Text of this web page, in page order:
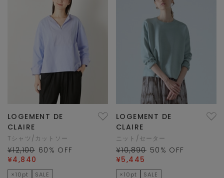
LOGEMENT DE
CLAIRE
Tシャツ/カットソー
¥12,100 60 % OFF
¥4,840
×10pt SALE
LOGEMENT DE
CLAIRE
ニット/セーター
¥10,890 50 % OFF
¥5,445
×10pt SALE